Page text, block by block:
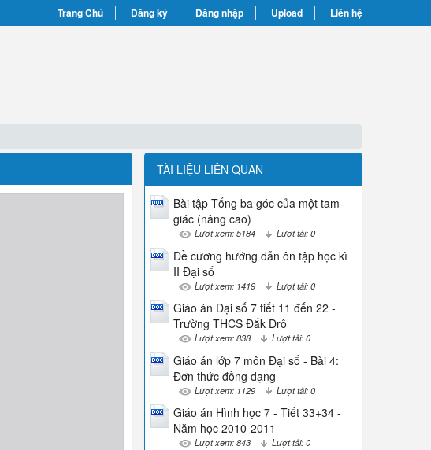
Trang Chủ Đăng ký Đăng nhập Upload Liên hệ
TÀI LIỆU LIÊN QUAN
Bài tập Tổng ba góc của một tam
giác (nâng cao)
Lượt xem: 5184 Lượt tải: 0
Đề cương hướng dẫn ôn tập học kì
II Đại số
Lượt xem: 1419 Lượt tải: 0
Giáo án Đại số 7 tiết 11 đến 22 -
Trường THCS Đắk Drô
Lượt xem: 838 Lượt tải: 0
Giáo án lớp 7 môn Đại số - Bài 4:
Đơn thức đồng dạng
Lượt xem: 1129 Lượt tải: 0
Giáo án Hình học 7 - Tiết 33+34 -
Năm học 2010-2011
Lượt xem: 843 Lượt tải: 0